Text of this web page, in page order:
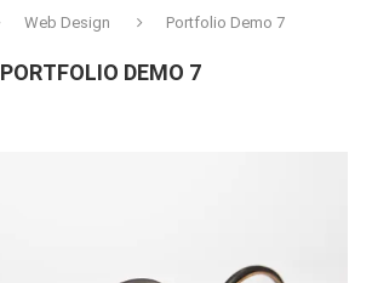
Web Design Portfolio Demo 7
PORTFOLIO DEMO 7